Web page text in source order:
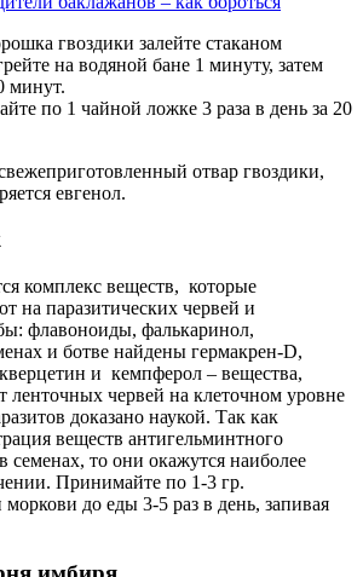
гвоздики залейте стаканом
на водяной бане 1 минуту, затем
минут.
по 1 чайной ложке 3 раза в день за 20
отвар гвоздики,
евгенол.
комплекс веществ, которые
на паразитических червей и
флавоноиды, фалькаринол,
и ботве найдены гермакрен-D,
и кемпферол – вещества,
ленточных червей на клеточном уровне
доказано наукой. Так как
веществ антигельминтного
семенах, то они окажутся наиболее
Принимайте по 1-3 гр.
до еды 3-5 раз в день, запивая